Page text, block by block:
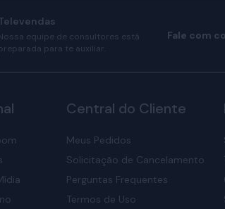
equipe de consultores está
para te auxiliar.
Fale com
Central do Cliente
Meus Pedidos
Solicitação de Cancelamento
Perguntas Frequentes
Termos de Uso